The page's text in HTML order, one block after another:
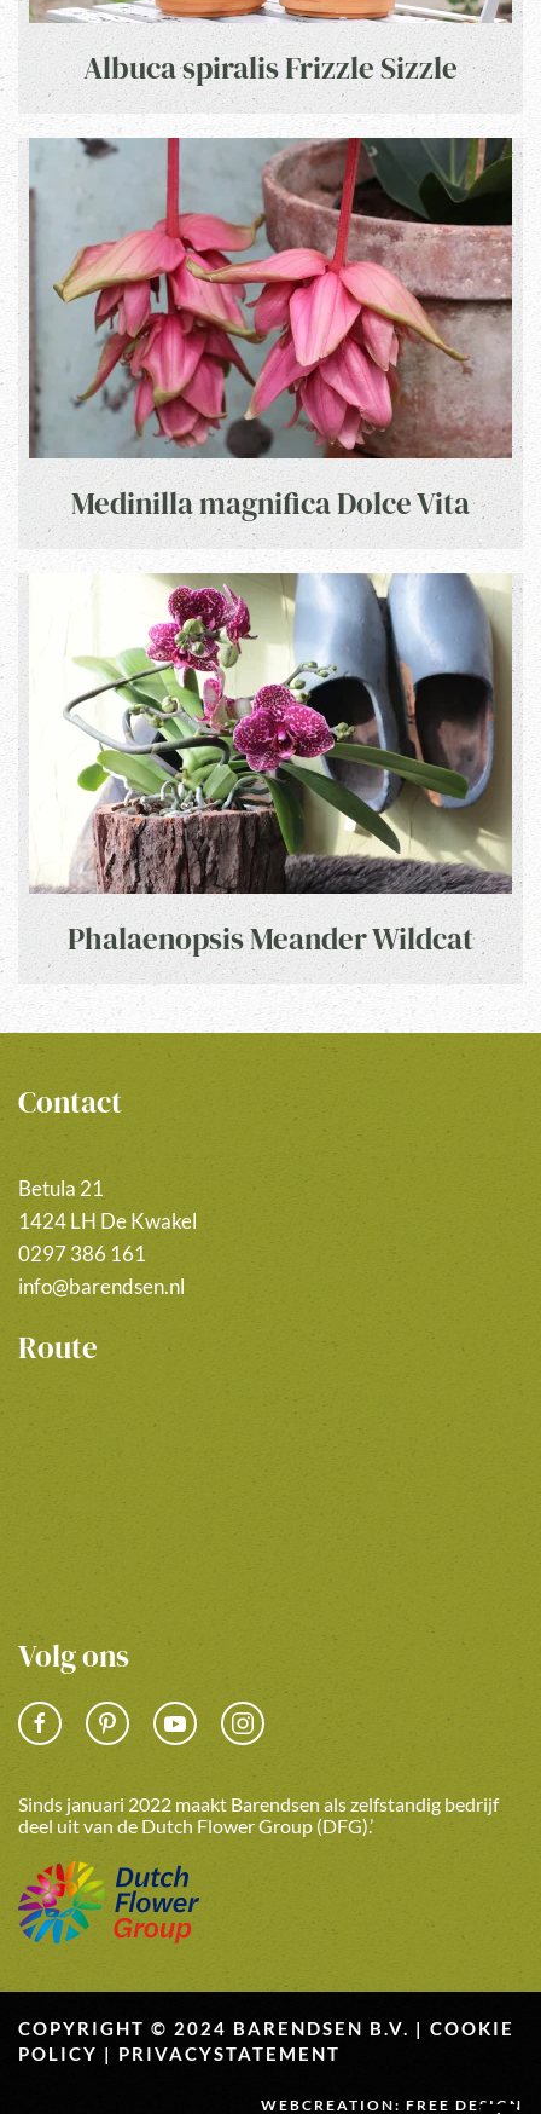
Albuca spiralis Frizzle Sizzle
Medinilla magnifica Dolce Vita
Phalaenopsis Meander Wildcat
Contact
Betula 21
1424 LH De Kwakel
0297 386 161
info@barendsen.nl
Route
Volg ons
Sinds januari 2022 maakt Barendsen als zelfstandig bedrijf
deel uit van de Dutch Flower Group (DFG).’
COPYRIGHT © 2024 BARENDSEN B.V. | COOKIE
POLICY | PRIVACYSTATEMENT
WEBCREATION: FREE DESIGN